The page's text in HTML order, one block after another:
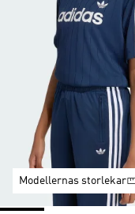
Modellernas storlekar